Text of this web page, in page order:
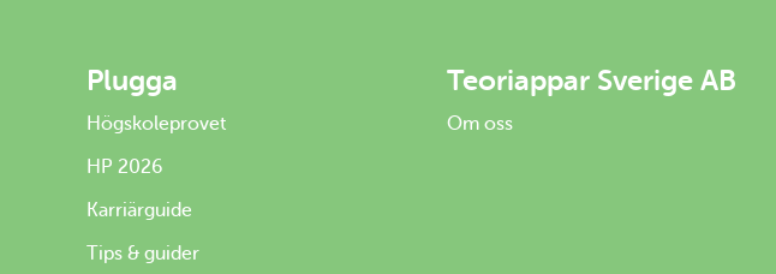
Plugga
Högskoleprovet
HP 2026
Karriärguide
Tips & guider
Teoriappar Sverige AB
Om oss